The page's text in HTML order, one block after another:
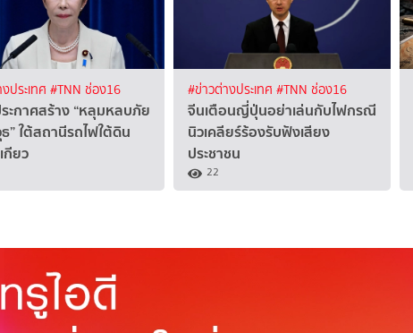
ประเทศ #TNN ช่อง16
กาศสร้าง “หลุมหลบภัย
” ใต้สถานีรถไฟใต้ดิน
กียว
#ข่าวต่างประเทศ #TNN ช่อง16
จีนเตือนญี่ปุ่นอย่าเล่นกับไฟกรณี
นิวเคลียร์ร้องรับฟังเสียง
ประชาชน
22